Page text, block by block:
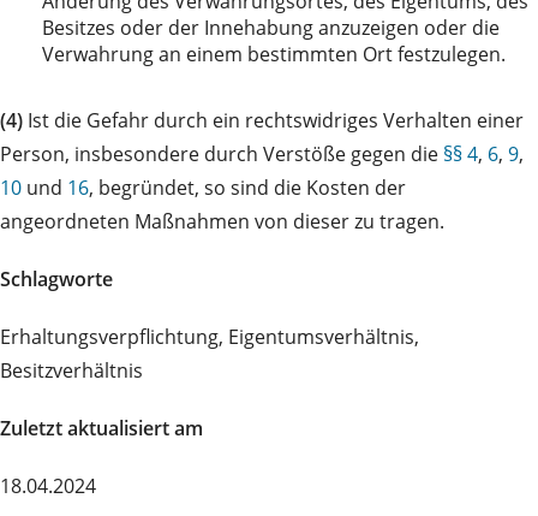
Besitzes oder der Innehabung anzuzeigen oder die
Verwahrung an einem bestimmten Ort festzulegen.
(4) Ist die Gefahr durch ein rechtswidriges Verhalten einer
Person, insbesondere durch Verstöße gegen die §§ 4, 6, 9,
10 und 16, begründet, so sind die Kosten der
angeordneten Maßnahmen von dieser zu tragen.
Schlagworte
Erhaltungsverpflichtung, Eigentumsverhältnis,
Besitzverhältnis
Zuletzt aktualisiert am
18.04.2024